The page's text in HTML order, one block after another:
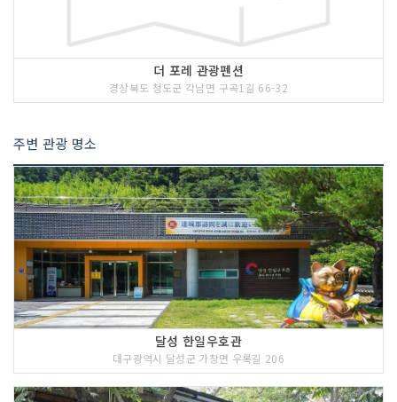
더 포레 관광펜션
경상북도 청도군 각남면 구곡1길 66-32
주변 관광 명소
달성 한일우호관
대구광역시 달성군 가창면 우록길 206